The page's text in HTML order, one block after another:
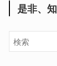
是非、